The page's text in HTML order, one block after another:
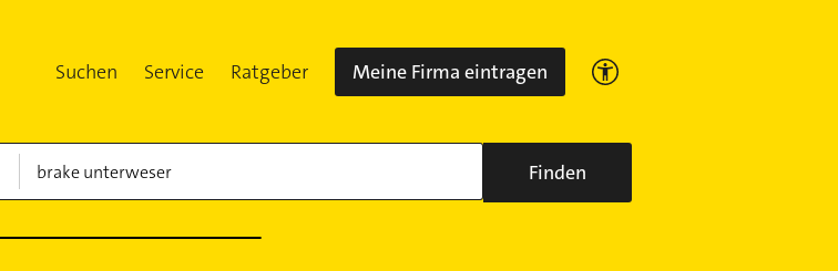
Suchen Service Ratgeber Meine Firma eintragen
Finden